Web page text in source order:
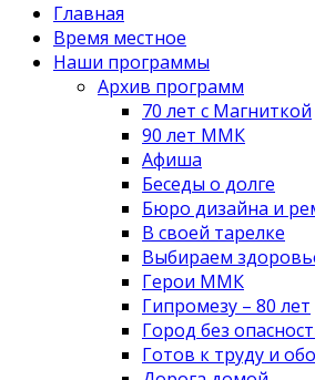
Главная
Время местное
Наши программы
Архив программ
70 лет с Магниткой
90 лет ММК
Афиша
Беседы о долге
Бюро дизайна и
В своей тарелке
Выбираем
Герои ММК
Гипромезу – 80 лет
Город без
Готов к труду и